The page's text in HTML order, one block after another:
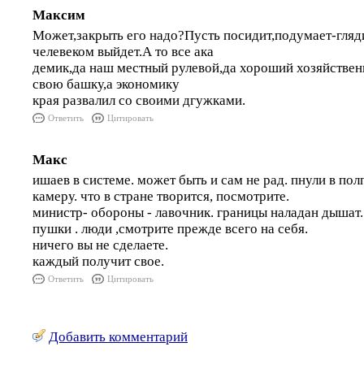
Максим
Может,закрыть его надо?Пусть посидит,подумает-
челевеком выйдет.А то все ака
демик,да наш местный рулевой,да хороший
свою башку,а экономику
края развалил со своими дгужками.
Ответить Цитировать
Макс
ишаев в системе. может быть и сам не рад. пнули в
камеру. что в стране творится, посмотрите.
министр- обороны - лавочник. границы наладан
пушки . люди ,смотрите прежде всего на себя.
ничего вы не сделаете.
каждый получит свое.
Ответить Цитировать
Добавить комментарий